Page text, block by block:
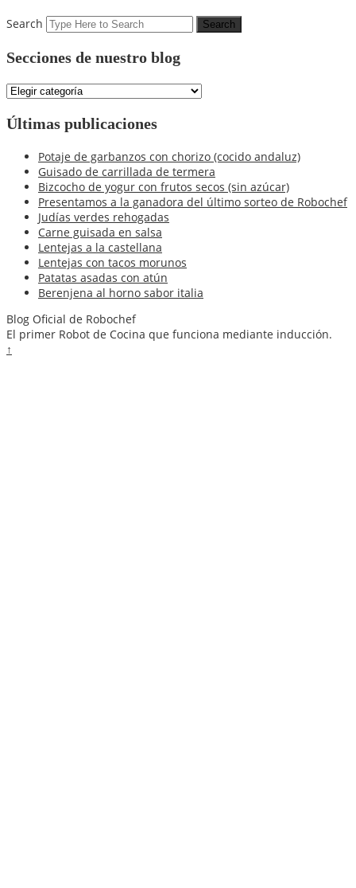
Search
Secciones de nuestro blog
Secciones
nuestro
Últimas publicaciones
Potaje de garbanzos con chorizo (cocido andaluz)
Guisado de carrillada de termera
Bizcocho de yogur con frutos secos (sin azúcar)
Presentamos a la ganadora del último sorteo de Robochef
Judías verdes rehogadas
Carne guisada en salsa
Lentejas a la castellana
Lentejas con tacos morunos
Patatas asadas con atún
Berenjena al horno sabor italia
Blog Oficial de Robochef
El primer Robot de Cocina que funciona mediante inducción.
↑